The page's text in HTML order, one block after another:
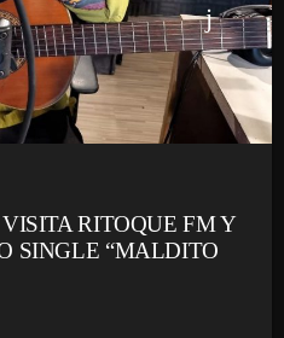
RITOQUE FM Y
SINGLE “MALDITO